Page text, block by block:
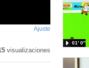
Ajuste
pantalla
visualizaciones
01′ 0″